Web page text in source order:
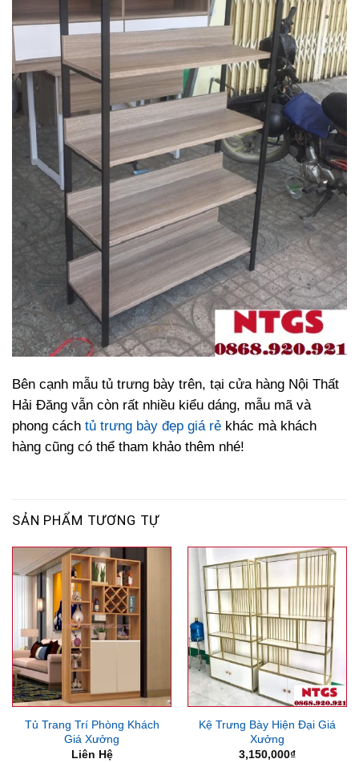
Bên cạnh mẫu tủ trưng bày trên, tại cửa hàng Nội Thất
Hải Đăng vẫn còn rất nhiều kiểu dáng, mẫu mã và
phong cách tủ trưng bày đẹp giá rẻ khác mà khách
hàng cũng có thể tham khảo thêm nhé!
SẢN PHẨM TƯƠNG TỰ
Tủ Trang Trí Phòng Khách
Giá Xưởng
Liên Hệ
Kệ Trưng Bày Hiện Đại Giá
Xưởng
3,150,000₫